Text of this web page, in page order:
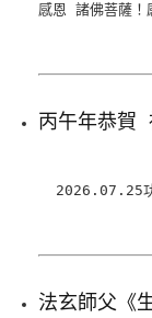
感恩 諸佛菩薩
丙午年恭賀
2026.07.25
法玄師父《